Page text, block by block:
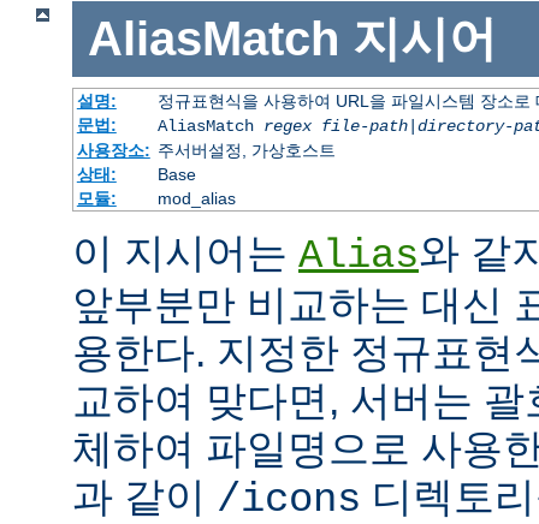
AliasMatch 지시어
설명:
정규표현식을 사용하여 URL을 파일시스템 장소로
문법:
AliasMatch regex file-path| directory-
사용장소: 주서버설정, 가상호스트
상태:
Base
모듈:
mod_alias
이 지시어는 Alias와 같
앞부분만 비교하는 대신
용한다. 지정한 정규표현
교하여 맞다면, 서버는
체하여 파일명으로 사용
과 같이 /icons 디렉토